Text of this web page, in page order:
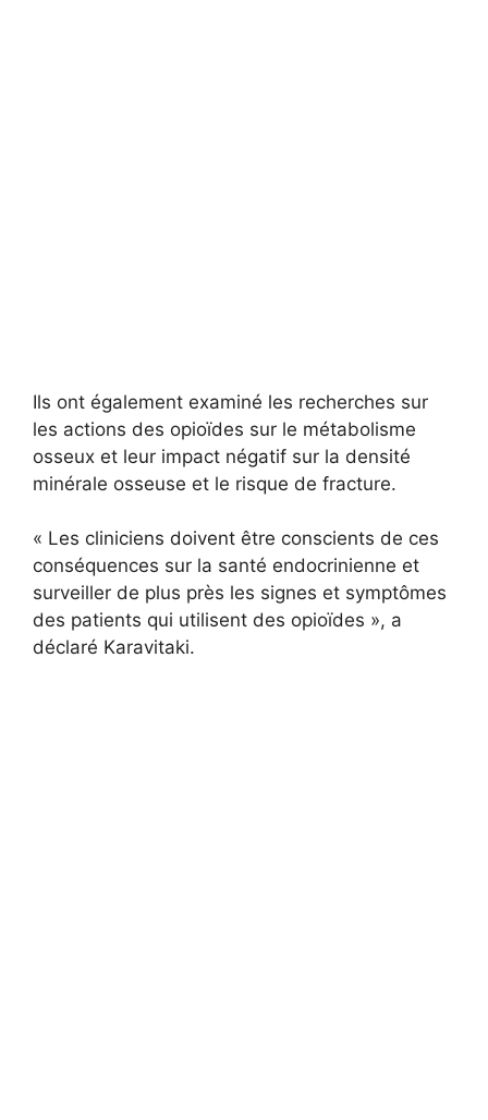
Ils ont également examiné les recherches sur
les actions des opioïdes sur le métabolisme
osseux et leur impact négatif sur la densité
minérale osseuse et le risque de fracture.
« Les cliniciens doivent être conscients de ces
conséquences sur la santé endocrinienne et
surveiller de plus près les signes et symptômes
des patients qui utilisent des opioïdes », a
déclaré Karavitaki.